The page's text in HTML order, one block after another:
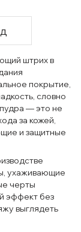
штрих в
покрытие,
словно
— это не
за кожей,
и защитные
ухаживающие
черты
эффект без
выглядеть